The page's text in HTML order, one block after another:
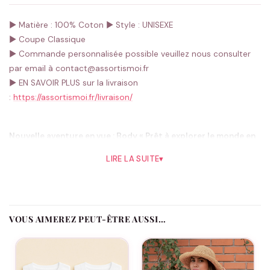
► Matière : 100% Coton ► Style : UNISEXE
► Coupe Classique
► Commande personnalisée possible veuillez nous consulter
par email à contact@assortismoi.fr
► EN SAVOIR PLUS sur la livraison
: https://assortismoi.fr/livraison/
Nouvelle aventure en vue : Body « Prêt à explorer le monde en
pourquoi nous sommes fiers de présenter le body « Prêt à
collection « annonce de grossesse« , destinée à partager votre
bonheur et votre anticipation avec les futurs grands-parents,
LIRE LA SUITE▾
VOUS AIMEREZ PEUT-ÊTRE AUSSI…